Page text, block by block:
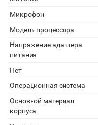
Микрофон
Модель процессора
Напряжение адаптера
питания
Нет
Операционная система
Основной материал
корпуса